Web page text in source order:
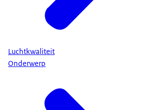
Luchtkwaliteit
Onderwerp